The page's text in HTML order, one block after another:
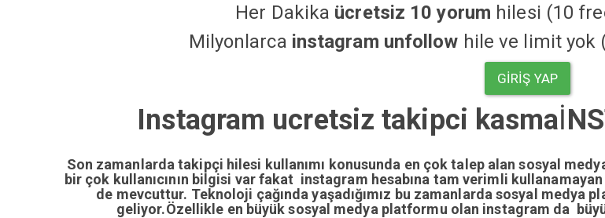
Her Dakika ücretsiz 10 yorum hilesi (10
Milyonlarca instagram unfollow hile ve limit
GIRIŞ YAP
Instagram ucretsiz takipci kasmaİ
Son zamanlarda takipçi hilesi kullanımı konusunda en çok talep alan sosyal
bir çok kullanıcının bilgisi var fakat instagram hesabına tam verimli
de mevcuttur. Teknoloji çağında yaşadığımız bu zamanlarda sosyal
geliyor.Özellikle en büyük sosyal medya platformu olan instagram da